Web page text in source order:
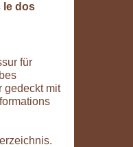
le dos
für
gedeckt mit